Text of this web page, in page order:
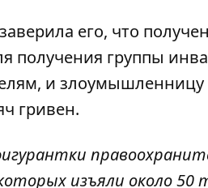
его, что
получения группы
и злоумышленницу
гривен.
изъяли около 50